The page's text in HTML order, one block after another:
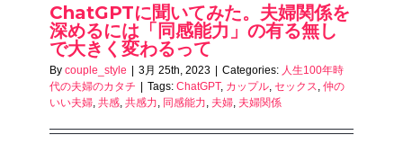
ChatGPTに聞いてみた。夫婦関係を
深めるには「同感能力」の有る無し
で大きく変わるって
By couple_style | 3月 25th, 2023 | Categories: 人生100年時
代の夫婦のカタチ | Tags: ChatGPT, カップル セックス 仲の
いい夫婦 共感 共感力 同感能力 夫婦 夫婦関係